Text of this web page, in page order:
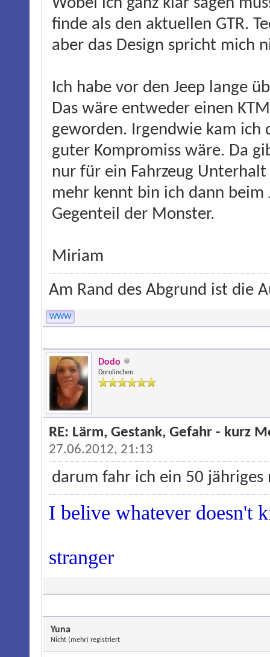
finde als den aktuellen GTR.
aber das Design spricht mich
Ich habe vor den Jeep lange
Das wäre entweder einen
geworden. Irgendwie kam ich
guter Kompromiss wäre. Da
nur für ein Fahrzeug
mehr kennt bin ich dann
Gegenteil der Monster.
Miriam
Am Rand des Abgrund ist die
WWW
Dodo
Dorolinchen
RE: Lärm, Gestank, Gefahr - kurz
27.06.2012, 21:13
darum fahr ich ein 50 jähriges
I belive whatever doesn't
stranger
Yuna
Nicht (mehr) registriert